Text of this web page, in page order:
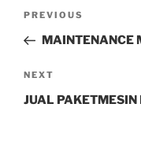
PREVIOUS
MAINTENANCE
NEXT
JUAL